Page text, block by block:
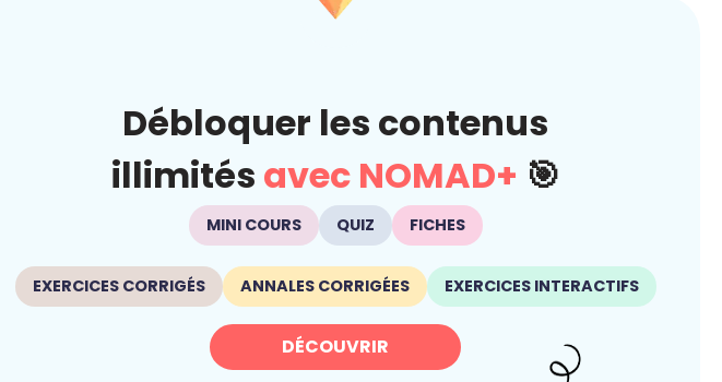
Débloquer les contenus
illimités avec NOMAD+ 🎯
MINI COURS QUIZ FICHES
EXERCICES CORRIGÉS ANNALES CORRIGÉES EXERCICES INTERACTIFS
DÉCOUVRIR